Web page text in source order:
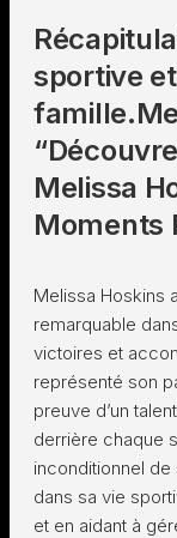
sportive
Melissa
Moments
Melissa Hoskins
remarquable
victoires et
représenté son
preuve d’un
derrière chaque
inconditionnel de
dans sa vie
et en aidant à